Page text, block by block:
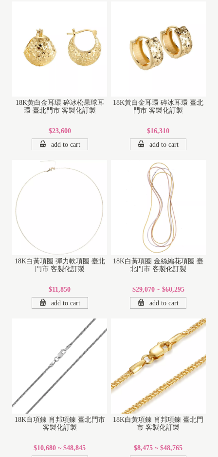
18K黃白金耳環 碎冰松果球耳
環 臺北門市 客製化訂製
$23,600
add to cart
18K黃白金耳環 碎冰耳環 臺北
門市 客製化訂製
$16,310
add to cart
18K白黃項圈 彈力軟項圈 臺北
門市 客製化訂製
$11,850
add to cart
18K白黃項圈 金絲編花項圈 臺
北門市 客製化訂製
$29,070 ~ $60,295
add to cart
18K白項鍊 肖邦項鍊 臺北門市
客製化訂製
$10,680 ~ $48,845
18K白黃項鍊 肖邦項鍊 臺北門
市 客製化訂製
$8,475 ~ $48,765